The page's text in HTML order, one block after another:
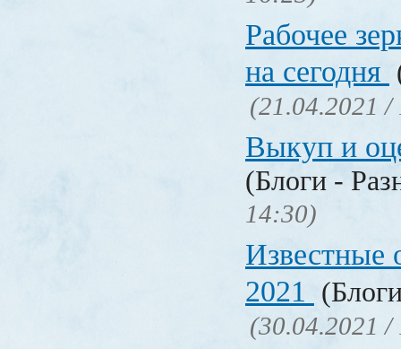
Рабочее
на сегодня
(21.04.2021 /
Выкуп и
(Блоги -
14:30)
Известные
2021
(30.04.2021 /